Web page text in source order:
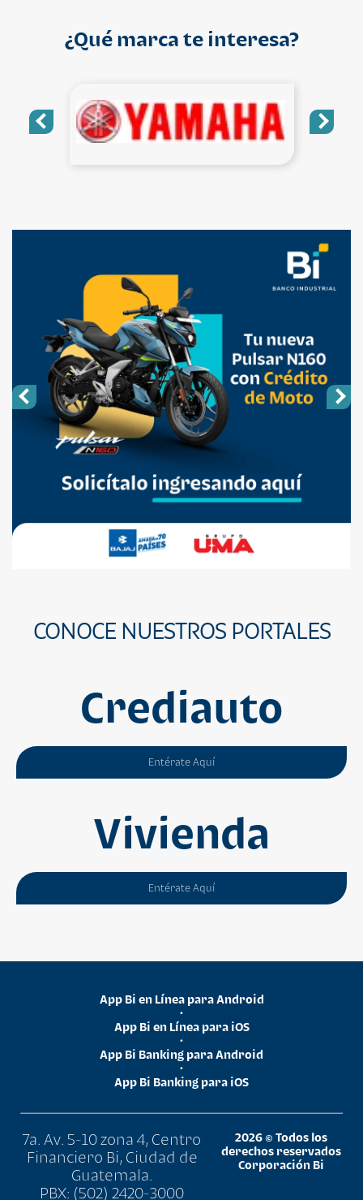
¿Qué marca te interesa?
CONOCE NUESTROS PORTALES
Crediauto
Entérate Aquí
Vivienda
Entérate Aquí
App Bi en Línea para Android
•
App Bi en Línea para iOS
•
App Bi Banking para Android
•
App Bi Banking para iOS
7a. Av. 5-10 zona 4, Centro
Financiero Bi, Ciudad de
Guatemala.
PBX: (502) 2420-3000
2026 © Todos los
derechos reservados
Corporación Bi